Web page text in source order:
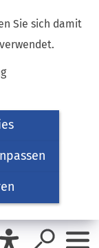
Sie sich damit